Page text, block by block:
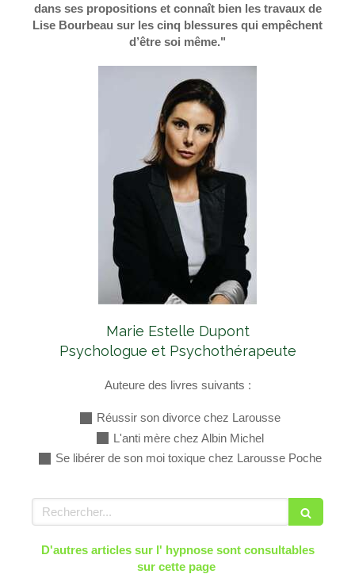
dans ses propositions et connaît bien les travaux de
Lise Bourbeau sur les cinq blessures qui empêchent
d’être soi même."
Marie Estelle Dupont
Psychologue et Psychothérapeute
Auteure des livres suivants :
Réussir son divorce chez Larousse
L'anti mère chez Albin Michel
Se libérer de son moi toxique chez Larousse Poche
Rechercher
D'autres articles sur l' hypnose sont consultables
sur cette page